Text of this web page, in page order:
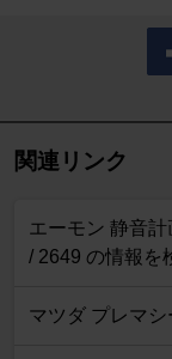
関連リンク
エーモン 静音
/ 2649 の情報を
マツダ プレマ